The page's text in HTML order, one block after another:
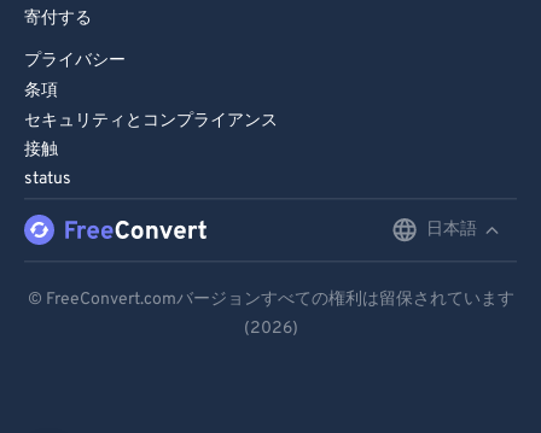
寄付する
プライバシー
条項
セキュリティとコンプライアンス
接触
status
日本語
Español
© FreeConvert.comバージョンすべての権利は留保されています
(2026)